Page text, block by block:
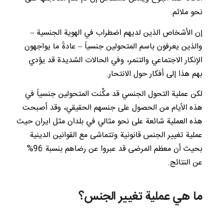
نحو ملائم.
إن الأشخاص الذين لديهم اضطراب في الهوية الجنسية –
والذين يعرفون باسم المتحولين جنسياً – عادةً ما يواجهون
الإنكار الاجتماعي والتنمر، وفي الحالات الشديدة قد يؤدي
بهم هذا إلى أفكار حول الانتحار.
لكن عملية التحول الجنسي قد مكِّنت المتحولين جنسياً في
هذه الأيام من الحصول على جنسهم الحقيقي، وقد أصبحت
هذه العملية شائعة على نحو مثالي في بلدان مثل ايران حيث
عملية تغيير الجنس قانونية وتتماشى مع القوانين الدينية
بحيث أن معظم المرضى قد عبروا عن رضاهم بنسبة 96%
عن النتائج.
ما هي عملية تغيير الجنس؟